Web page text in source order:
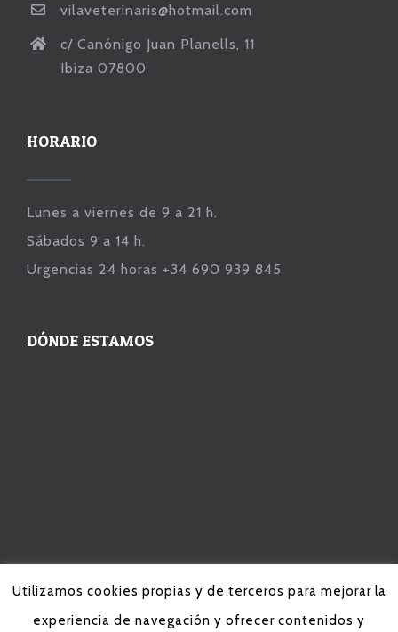
vilaveterinaris@hotmail.com
c/ Canónigo Juan Planells, 11
Ibiza 07800
HORARIO
Lunes a viernes de 9 a 21 h.
Sábados 9 a 14 h.
Urgencias 24 horas +34 690 939 845
DÓNDE ESTAMOS
Utilizamos cookies propias y de terceros para mejorar la
experiencia de navegación y ofrecer contenidos y